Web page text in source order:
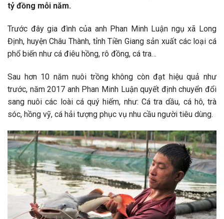
tỷ đồng mỗi năm.
Trước đây gia đình của anh Phan Minh Luận ngụ xã Long
Định, huyện Châu Thành, tỉnh Tiền Giang sản xuất các loại cá
phổ biến như cá điêu hồng, rô đồng, cá tra…
Sau hơn 10 năm nuôi trồng không còn đạt hiệu quả như
trước, năm 2017 anh Phan Minh Luận quyết định chuyển đổi
sang nuôi các loài cá quý hiếm, như: Cá tra dầu, cá hô, trà
sóc, hồng vỹ, cá hải tượng phục vụ nhu cầu người tiêu dùng.